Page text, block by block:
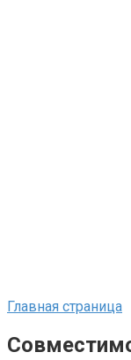
Главная страница